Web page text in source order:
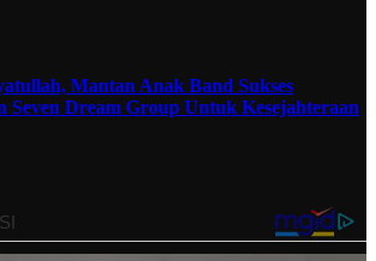
Mantan Anak Band Sukses
Seven Dream Group Untuk Kesejahteraan